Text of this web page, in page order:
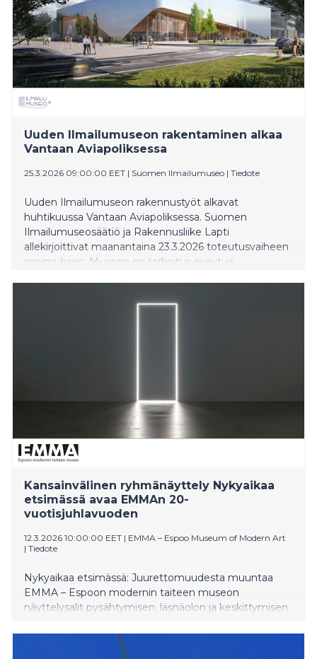
Uuden Ilmailumuseon rakentaminen alkaa
Vantaan Aviapoliksessa
25.3.2026 09:00:00 EET | Suomen Ilmailumuseo | Tiedote
Uuden Ilmailumuseon rakennustyöt alkavat
huhtikuussa Vantaan Aviapoliksessa. Suomen
Ilmailumuseosäätiö ja Rakennusliike Lapti
allekirjoittivat maanantaina 23.3.2026 toteutusvaiheen
sopimuksen. Museon on tarkoitus avautua
Kansainvälinen ryhmänäyttely Nykyaikaa
etsimässä avaa EMMAn 20-
vuotisjuhlavuoden
12.3.2026 10:00:00 EET | EMMA – Espoo Museum of Modern Art
| Tiedote
Nykyaikaa etsimässä: Juurettomuudesta muuntaa
EMMA – Espoon modernin taiteen museon
näyttelysalit pysähtymisen, läsnäolon ja keskittymisen
juurettomuuden teemat. Näyttely tutkii taiteen
keinoja auttaa meitä asettumaan maailmaan, joka on